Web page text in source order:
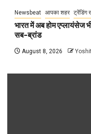
Newsbeat आपका शहर ट्रेंडिंग
भारत में अब होम एप्लायंसेज
सब-ब्रांड
August 8, 2026